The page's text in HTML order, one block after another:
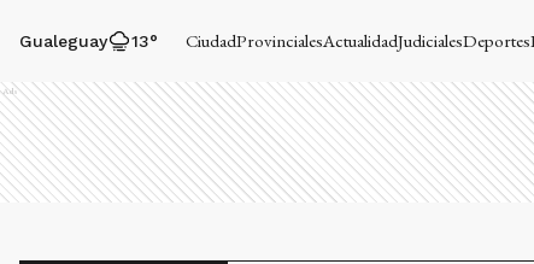
Gualeguay 13° CiudadProvincialesActualidadJudicialesDeportes
Ads